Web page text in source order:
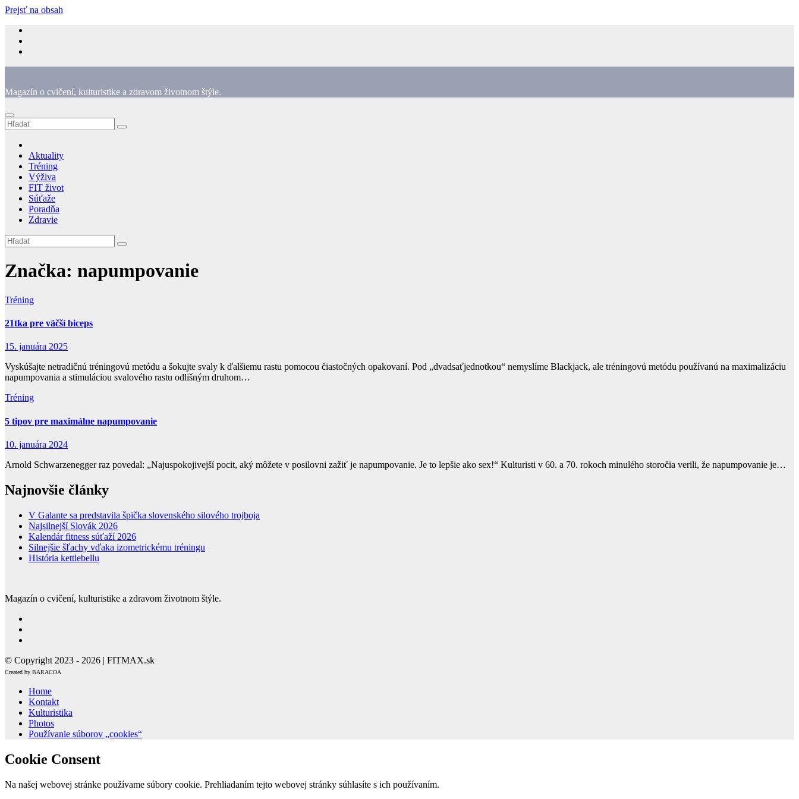
Prejsť na obsah
Magazín o cvičení, kulturistike a zdravom životnom štýle.
Aktuality
Tréning
Výživa
FIT život
Súťaže
Poradňa
Zdravie
Značka: napumpovanie
Tréning
21tka pre väčší biceps
15. januára 2025
Vyskúšajte netradičnú tréningovú metódu a šokujte svaly k ďalšiemu rastu pomocou čiastočných opakovaní. Pod „dvadsaťjednotkou“ nemyslíme Blackjack, ale tréningovú metódu používanú na maximalizáciu
napumpovania a stimuláciou svalového rastu odlišným druhom…
Tréning
5 tipov pre maximálne napumpovanie
10. januára 2024
Arnold Schwarzenegger raz povedal: „Najuspokojivejší pocit, aký môžete v posilovni zažiť je napumpovanie. Je to lepšie ako sex!“ Kulturisti v 60. a 70. rokoch minulého storočia verili, že napumpovanie je…
Najnovšie články
V Galante sa predstavila špička slovenského silového trojboja
Najsilnejší Slovák 2026
Kalendár fitness súťaží 2026
Silnejšie šľachy vďaka izometrickému tréningu
História kettlebellu
Magazín o cvičení, kulturistike a zdravom životnom štýle.
© Copyright 2023 - 2026 | FITMAX.sk
Created by BARACOA
Home
Kontakt
Kulturistika
Photos
Používanie súborov „cookies“